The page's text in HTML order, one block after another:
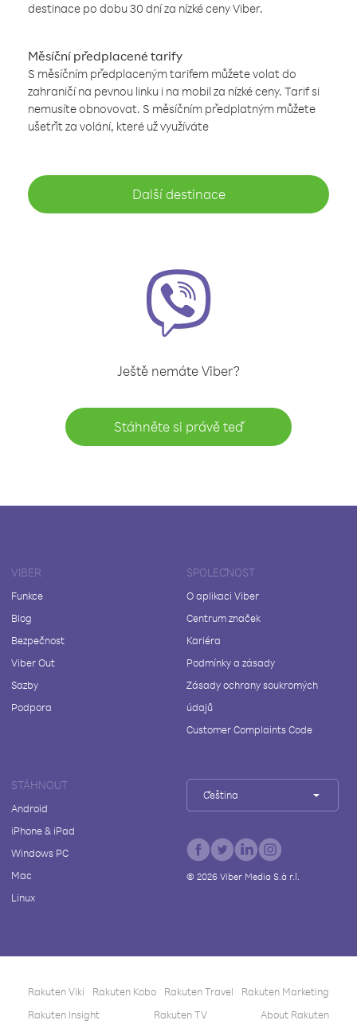
destinace po dobu 30 dní za nízké ceny Viber.
Měsíční předplacené tarify
S měsíčním předplaceným tarifem můžete volat do
zahraničí na pevnou linku i na mobil za nízké ceny. Tarif si
nemusíte obnovovat. S měsíčním předplatným můžete
ušetřit za volání, které už využíváte
Další destinace
Ještě nemáte Viber?
Stáhněte si právě teď
VIBER
Funkce
Blog
Bezpečnost
Viber Out
Sazby
Podpora
SPOLEČNOST
O aplikaci Viber
Centrum značek
Kariéra
Podmínky a zásady
Zásady ochrany soukromých
údajů
Customer Complaints Code
STÁHNOUT
Android
iPhone & iPad
Windows PC
Mac
Linux
Čeština
© 2026Viber Media S.à r.l.
Rakuten Viki Rakuten Kobo Rakuten Travel
Rakuten Marketing
Rakuten Insight
Rakuten TV About Rakuten